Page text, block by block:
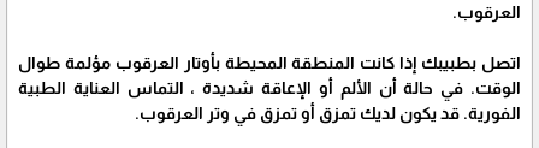
العرقوب.
اتصل بطبيبك إذا كانت المنطقة المحيطة بأوتار العرقوب مؤلمة طوال
الوقت. في حالة أن الألم أو الإعاقة شديدة ، التماس العناية الطبية
الفورية. قد يكون لديك تمزق أو تمزق في وتر العرقوب.